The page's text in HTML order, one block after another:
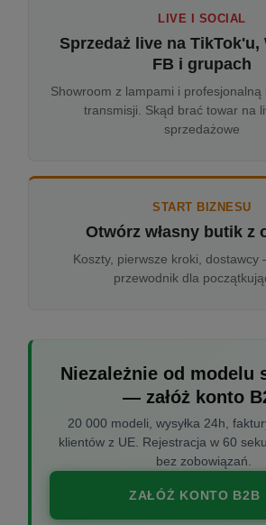
LIVE I SOCIAL
Sprzedaż live na TikTok'u,
FB i grupach
Showroom z lampami i profesjonalną
transmisji. Skąd brać towar na
sprzedażowe
START BIZNESU
Otwórz własny butik z
Koszty, pierwsze kroki, dostawcy
przewodnik dla
Niezależnie od modelu
— załóż konto
20 000 modeli, wysyłka 24h,
klientów z UE. Rejestracja w 60
bez zobowiązań.
ZAŁÓŻ KONTO B2B